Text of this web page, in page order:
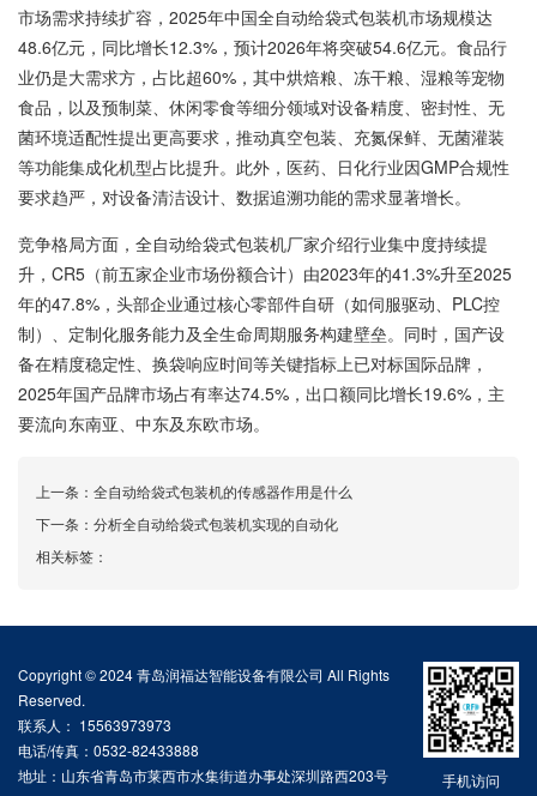
市场需求持续扩容，2025年中国全自动给袋式包装机市场规模达
48.6亿元，同比增长12.3%，预计2026年将突破54.6亿元。食品行
业仍是大需求方，占比超60%，其中烘焙粮、冻干粮、湿粮等宠物
食品，以及预制菜、休闲零食等细分领域对设备精度、密封性、无
菌环境适配性提出更高要求，推动真空包装、充氮保鲜、无菌灌装
等功能集成化机型占比提升。此外，医药、日化行业因GMP合规性
要求趋严，对设备清洁设计、数据追溯功能的需求显著增长。
竞争格局方面，全自动给袋式包装机厂家介绍行业集中度持续提
升，CR5（前五家企业市场份额合计）由2023年的41.3%升至2025
年的47.8%，头部企业通过核心零部件自研（如伺服驱动、PLC控
制）、定制化服务能力及全生命周期服务构建壁垒。同时，国产设
备在精度稳定性、换袋响应时间等关键指标上已对标国际品牌，
2025年国产品牌市场占有率达74.5%，出口额同比增长19.6%，主
要流向东南亚、中东及东欧市场。
上一条： 全自动给袋式包装机的传感器作用是什么
下一条： 分析全自动给袋式包装机实现的自动化
相关标签：
手机访问
Copyright © 2024 青岛润福达智能设备有限公司 All Rights
Reserved.
联系人： 15563973973
电话/传真：0532-82433888
地址：山东省青岛市莱西市水集街道办事处深圳路西203号